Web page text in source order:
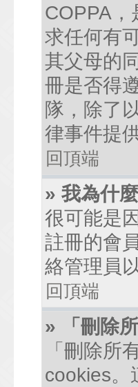
COPPA
求任何有
其父母的
冊是否得
隊，除了
律事件提
回頂端
» 我為什
很可能是
註冊的會
絡管理員
回頂端
» 「刪除
「刪除所
cookies。